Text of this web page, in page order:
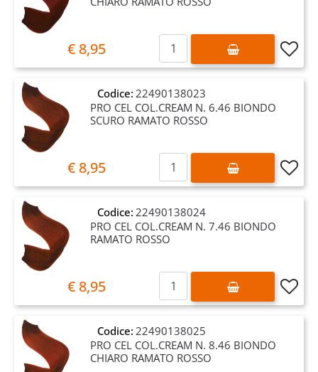
€ 8,95 Quantità
Codice: 22490138023
PRO CEL COL.CREAM N. 6.46 BIONDO
SCURO RAMATO ROSSO
€ 8,95 Quantità
Codice: 22490138024
PRO CEL COL.CREAM N. 7.46 BIONDO
RAMATO ROSSO
€ 8,95 Quantità
Codice: 22490138025
PRO CEL COL.CREAM N. 8.46 BIONDO
CHIARO RAMATO ROSSO